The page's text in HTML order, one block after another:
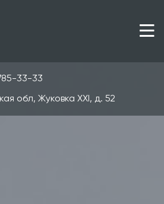
33-33
обл, Жуковка ХХI, д. 52